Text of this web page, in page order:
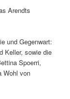
Arendts
und Gegenwart:
Keller, sowie die
Spoerri,
Wohl von